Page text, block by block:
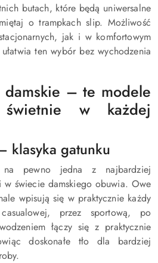
butach, które będą uniwersalne
o trampkach slip. Możliwość
jak i w komfortowym
ten wybór bez wychodzenia
– te modele
w każdej
klasyka gatunku
pewno jedna z najbardziej
w świecie damskiego obuwia. Owe
wpisują się w praktycznie każdy
przez sportową, po
łączy się z praktycznie
doskonałe tło dla bardziej